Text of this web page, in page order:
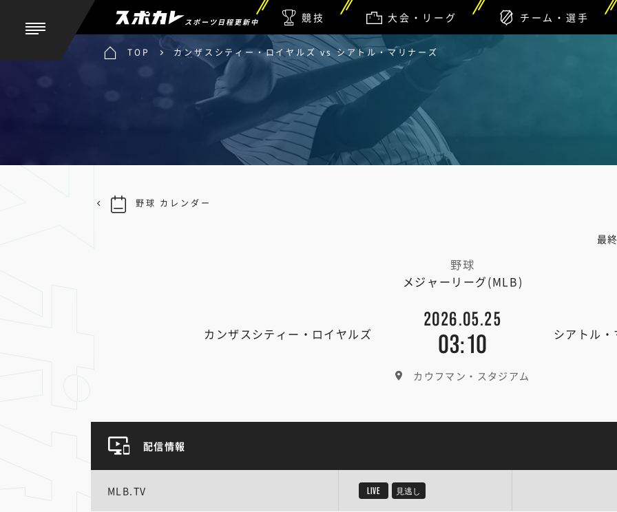
スポーツ日程更新中 競技 大会・リーグ チーム・選手
TOP カンザスシティー・ロイヤルズ vs シアトル・マリナーズ
最
野球
メジャーリーグ(MLB)
カンザスシティー・ロイヤルズ
2026.05.25
03:10 シアトル
カウフマン・スタジアム
野球 カレンダー
配信情報
MLB.TV LIVE 見逃し